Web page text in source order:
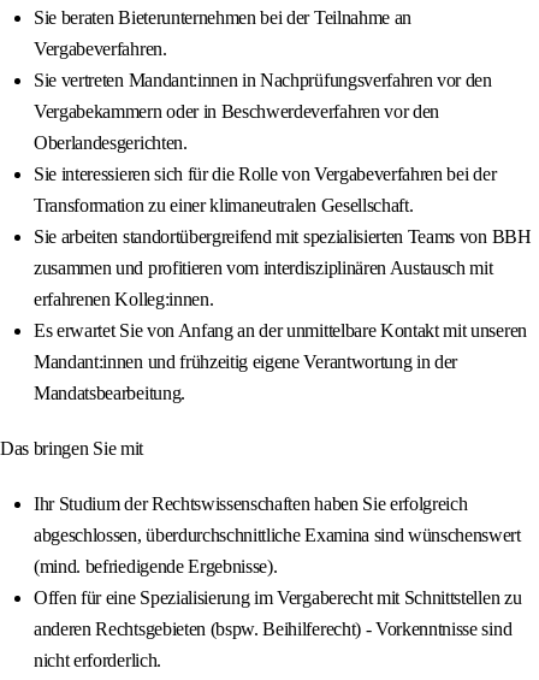
Sie beraten Bieterunternehmen bei der Teilnahme an
Vergabeverfahren.
Sie vertreten Mandant:innen in Nachprüfungsverfahren vor den
Vergabekammern oder in Beschwerdeverfahren vor den
Oberlandesgerichten.
Sie interessieren sich für die Rolle von Vergabeverfahren bei der
Transformation zu einer klimaneutralen Gesellschaft.
Sie arbeiten standortübergreifend mit spezialisierten Teams von BBH
zusammen und profitieren vom interdisziplinären Austausch mit
erfahrenen Kolleg:innen.
Es erwartet Sie von Anfang an der unmittelbare Kontakt mit unseren
Mandant:innen und frühzeitig eigene Verantwortung in der
Mandatsbearbeitung.
Das bringen Sie mit
Ihr Studium der Rechtswissenschaften haben Sie erfolgreich
abgeschlossen, überdurchschnittliche Examina sind wünschenswert
(mind. befriedigende Ergebnisse).
Offen für eine Spezialisierung im Vergaberecht mit Schnittstellen zu
anderen Rechtsgebieten (bspw. Beihilferecht) - Vorkenntnisse sind
nicht erforderlich.